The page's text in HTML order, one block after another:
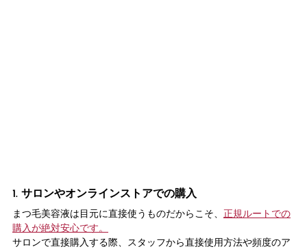
1. サロンやオンラインストアでの購入
まつ毛美容液は目元に直接使うものだからこそ、 正規ルートでの
購入が絶対安心です。
サロンで直接購入する際、スタッフから直接使用方法や頻度のア